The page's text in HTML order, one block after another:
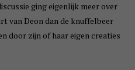
ging eigenlijk meer over
van Deon dan de knuffelbeer
door zijn of haar eigen creaties